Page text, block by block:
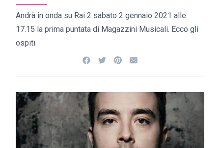
Andrà in onda su Rai 2 sabato 2 gennaio 2021 alle
17.15 la prima puntata di Magazzini Musicali. Ecco gli
ospiti.